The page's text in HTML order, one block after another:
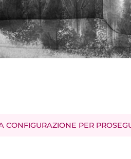
CONFIGURAZIONE PER